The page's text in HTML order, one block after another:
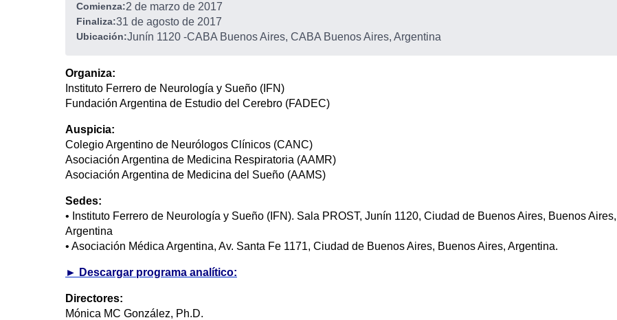
Comienza:2 de marzo de 2017
Finaliza:31 de agosto de 2017
Ubicación:Junín 1120 -CABA Buenos Aires, CABA Buenos Aires, Argentina
Organiza:
Instituto Ferrero de Neurología y Sueño (IFN)
Fundación Argentina de Estudio del Cerebro (FADEC)
Auspicia:
Colegio Argentino de Neurólogos Clínicos (CANC)
Asociación Argentina de Medicina Respiratoria (AAMR)
Asociación Argentina de Medicina del Sueño (AAMS)
Sedes:
• Instituto Ferrero de Neurología y Sueño (IFN). Sala PROST, Junín 1120, Ciudad de Buenos Aires, Buenos Aires,
Argentina
• Asociación Médica Argentina, Av. Santa Fe 1171, Ciudad de Buenos Aires, Buenos Aires, Argentina.
► Descargar programa analítico:
Directores:
Mónica MC González, Ph.D.